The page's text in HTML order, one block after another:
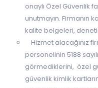
onaylı Özel Güvenlik
unutmayın. Firmanın
kalite belgeleri,
Hizmet alacağınız
personelinin 5188
görmediklerini, özel
güvenlik kimlik